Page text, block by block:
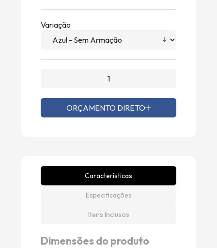
Variação
ORÇAMENTO DIRETO
Características
Especificações
Itens Inclusos
Dimensões do produto